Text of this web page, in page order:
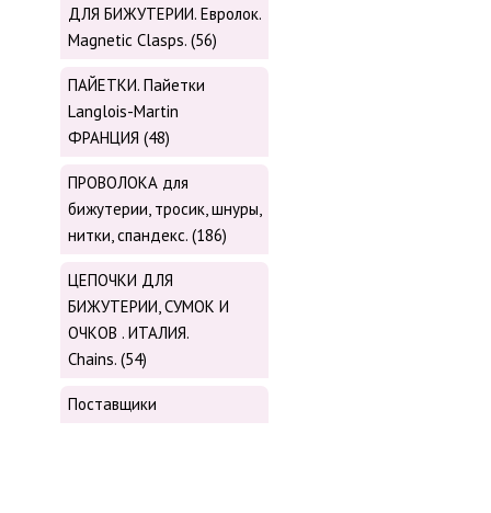
ДЛЯ БИЖУТЕРИИ. Евролок.
Magnetic Сlasps. (56)
ПАЙЕТКИ. Пайетки
Langlois-Martin
ФРАНЦИЯ (48)
ПРОВОЛОКА для
бижутерии, тросик, шнуры,
нитки, cпандекс. (186)
ЦЕПОЧКИ ДЛЯ
БИЖУТЕРИИ, СУМОК И
ОЧКОВ . ИТАЛИЯ.
Chains. (54)
Поставщики